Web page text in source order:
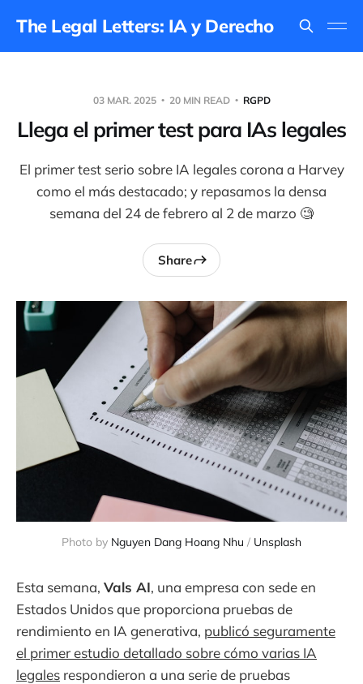
The Legal Letters: IA y Derecho
03 MAR. 2025 20 MIN READ RGPD
Llega el primer test para IAs legales
El primer test serio sobre IA legales corona a Harvey
como el más destacado; y repasamos la densa
semana del 24 de febrero al 2 de marzo 🧐
Share
Photo by Nguyen Dang Hoang Nhu / Unsplash
Esta semana, Vals AI, una empresa con sede en
Estados Unidos que proporciona pruebas de
rendimiento en IA generativa, publicó seguramente
el primer estudio detallado sobre cómo varias IA
legales respondieron a una serie de pruebas